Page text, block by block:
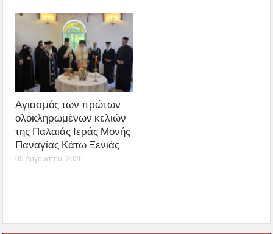
Αγιασμός των πρώτων
ολοκληρωμένων κελιών
της Παλαιάς Ιεράς Μονής
Παναγίας Κάτω Ξενιάς
05 Αυγούστου, 2026